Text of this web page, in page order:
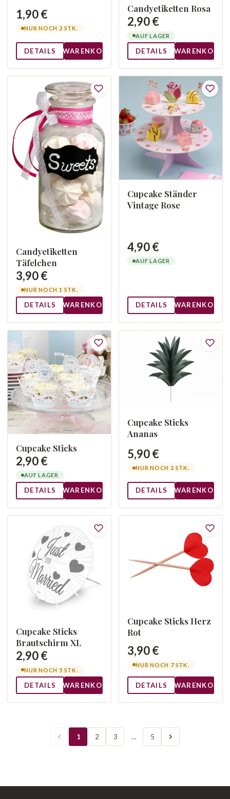
1,90 €
NUR NOCH 2 STK.
DETAILS WARENKORB
Candyetiketten Rosa
2,90 €
AUF LAGER
DETAILS WARENKORB
Candyetiketten
Täfelchen
3,90 €
NUR NOCH 1 STK.
DETAILS WARENKORB
Cupcake Ständer
Vintage Rose
4,90 €
AUF LAGER
DETAILS WARENKORB
Cupcake Sticks
2,90 €
AUF LAGER
DETAILS WARENKORB
Cupcake Sticks
Ananas
5,90 €
NUR NOCH 2 STK.
DETAILS WARENKORB
Cupcake Sticks
Brautschirm XL
2,90 €
NUR NOCH 5 STK.
DETAILS WARENKORB
Cupcake Sticks Herz
Rot
3,90 €
NUR NOCH 7 STK.
DETAILS WARENKORB
1 2 3 … 5